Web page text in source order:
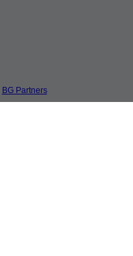
BG Partners